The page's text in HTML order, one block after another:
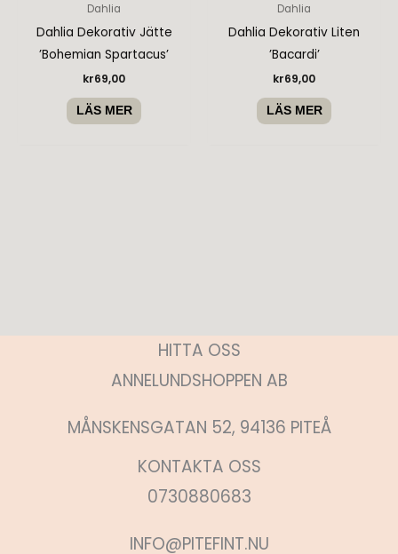
Dahlia
Dahlia Dekorativ Jätte
’Bohemian Spartacus’
kr69,00
LÄS MER
Dahlia
Dahlia Dekorativ Liten
’Bacardi’
kr69,00
LÄS MER
HITTA OSS
ANNELUNDSHOPPEN AB
MÅNSKENSGATAN 52, 94136 PITEÅ
KONTAKTA OSS
0730880683
INFO@PITEFINT.NU